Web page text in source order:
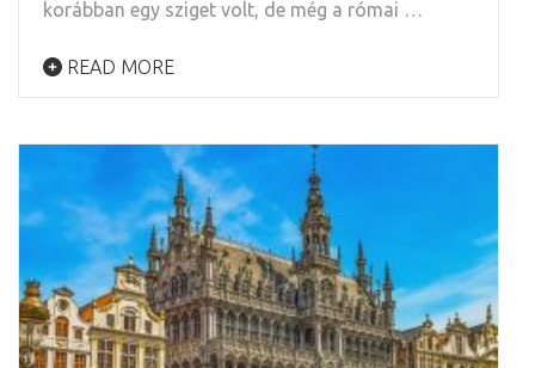
korábban egy sziget volt, de még a római …
READ MORE